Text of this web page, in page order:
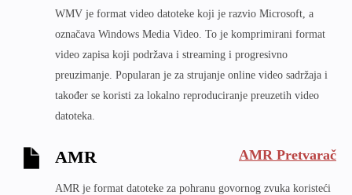
WMV je format video datoteke koji je razvio Microsoft, a
označava Windows Media Video. To je komprimirani format
video zapisa koji podržava i streaming i progresivno
preuzimanje. Popularan je za strujanje online video sadržaja i
također se koristi za lokalno reproduciranje preuzetih video
datoteka.
AMR AMR Pretvarač
AMR je format datoteke za pohranu govornog zvuka koristeći